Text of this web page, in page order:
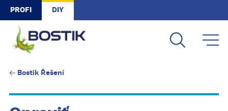
Skip to main content
PROFI DIY
Bostik Řešení